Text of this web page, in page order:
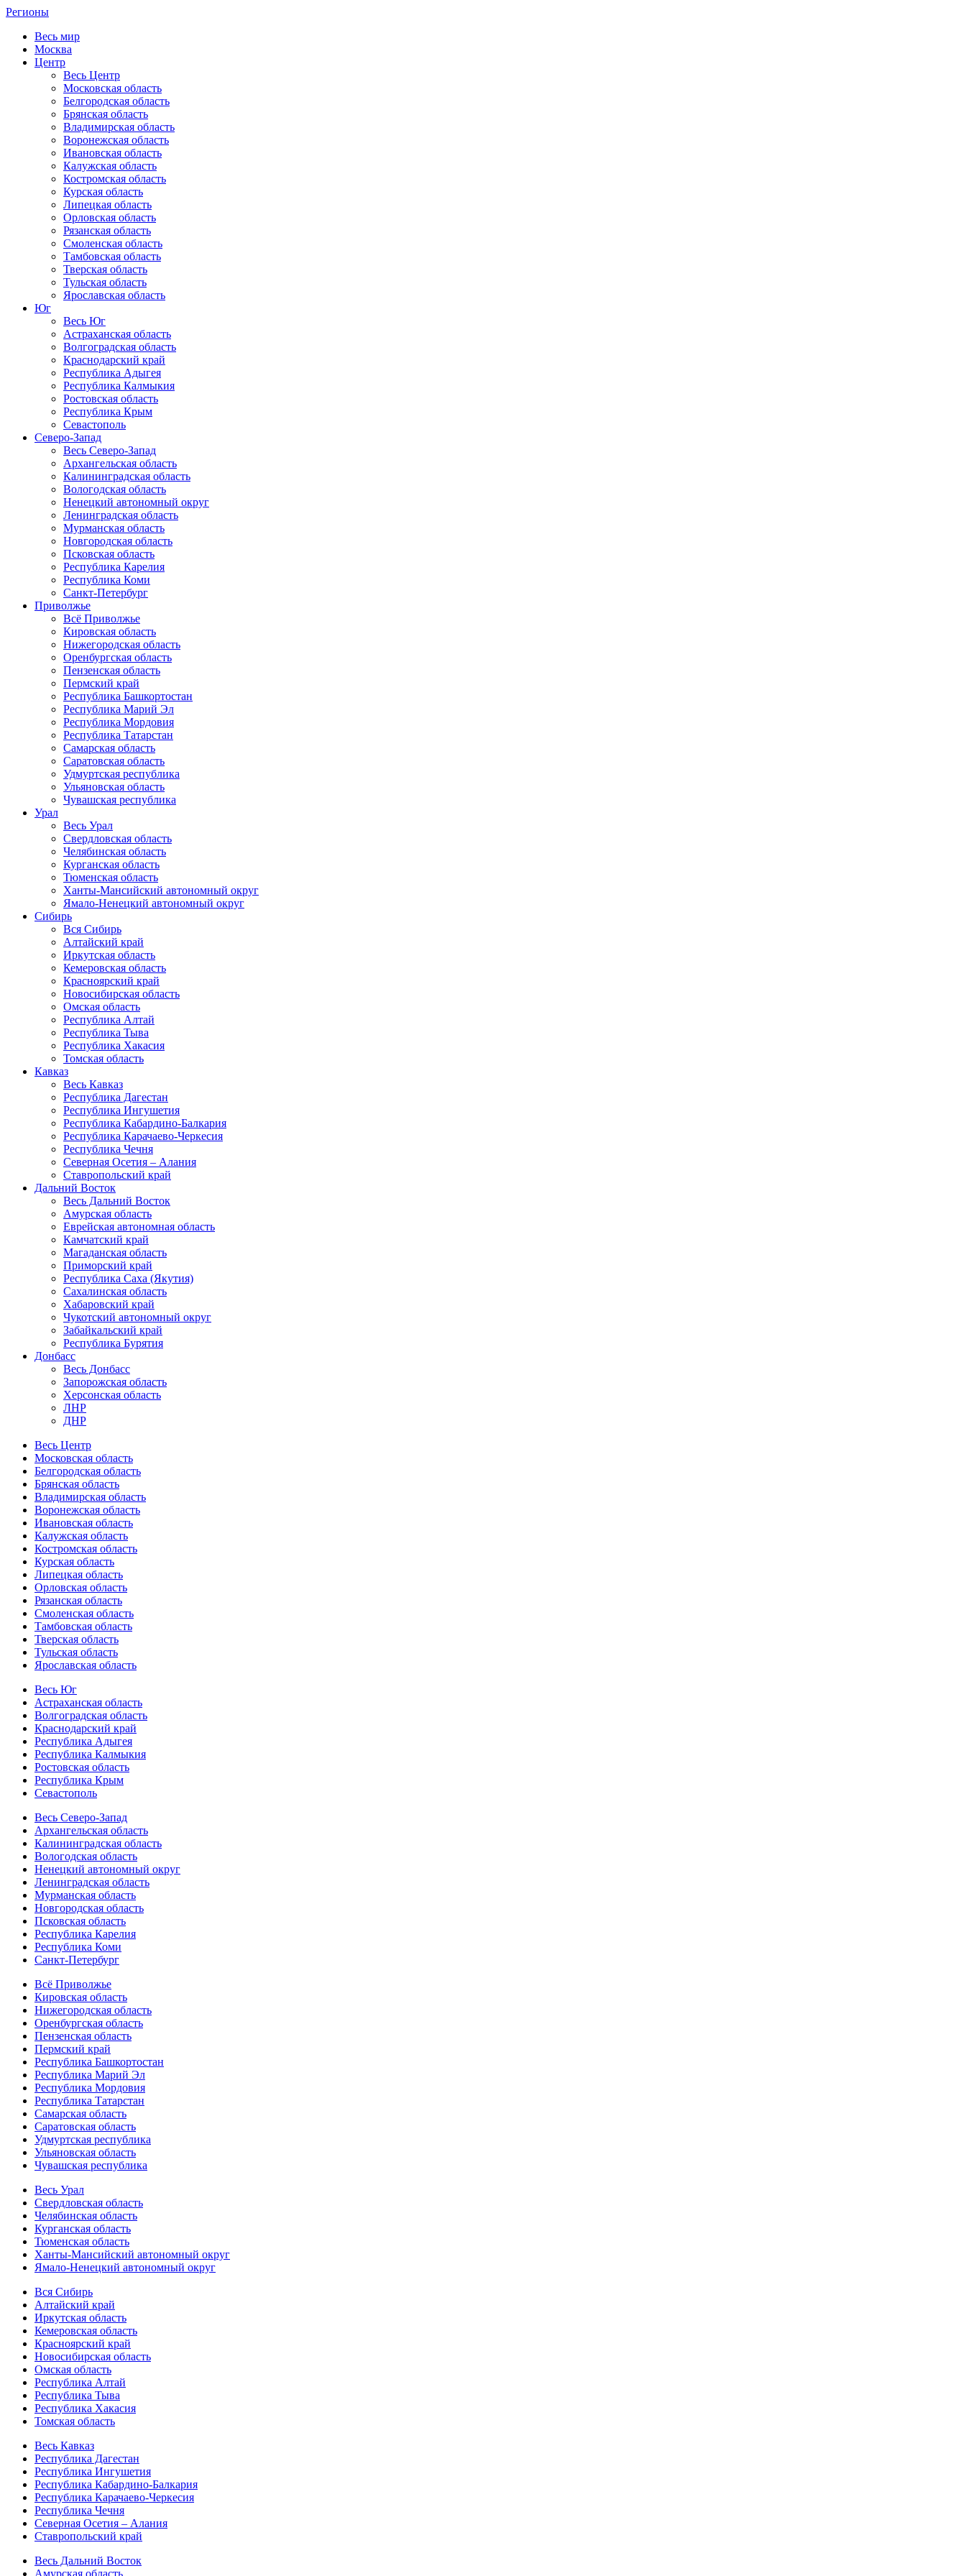
Регионы
Весь мир
Москва
Центр
Весь Центр
Московская область
Белгородская область
Брянская область
Владимирская область
Воронежская область
Ивановская область
Калужская область
Костромская область
Курская область
Липецкая область
Орловская область
Рязанская область
Смоленская область
Тамбовская область
Тверская область
Тульская область
Ярославская область
Юг
Весь Юг
Астраханская область
Волгоградская область
Краснодарский край
Республика Адыгея
Республика Калмыкия
Ростовская область
Республика Крым
Севастополь
Северо-Запад
Весь Северо-Запад
Архангельская область
Калининградская область
Вологодская область
Ненецкий автономный округ
Ленинградская область
Мурманская область
Новгородская область
Псковская область
Республика Карелия
Республика Коми
Санкт-Петербург
Приволжье
Всё Приволжье
Кировская область
Нижегородская область
Оренбургская область
Пензенская область
Пермский край
Республика Башкортостан
Республика Марий Эл
Республика Мордовия
Республика Татарстан
Самарская область
Саратовская область
Удмуртская республика
Ульяновская область
Чувашская республика
Урал
Весь Урал
Свердловская область
Челябинская область
Курганская область
Тюменская область
Ханты-Мансийский автономный округ
Ямало-Ненецкий автономный округ
Сибирь
Вся Сибирь
Алтайский край
Иркутская область
Кемеровская область
Красноярский край
Новосибирская область
Омская область
Республика Алтай
Республика Тыва
Республика Хакасия
Томская область
Кавказ
Весь Кавказ
Республика Дагестан
Республика Ингушетия
Республика Кабардино-Балкария
Республика Карачаево-Черкесия
Республика Чечня
Северная Осетия – Алания
Ставропольский край
Дальний Восток
Весь Дальний Восток
Амурская область
Еврейская автономная область
Камчатский край
Магаданская область
Приморский край
Республика Саха (Якутия)
Сахалинская область
Хабаровский край
Чукотский автономный округ
Забайкальский край
Республика Бурятия
Донбасс
Весь Донбасс
Запорожская область
Херсонская область
ЛНР
ДНР
Весь Центр
Московская область
Белгородская область
Брянская область
Владимирская область
Воронежская область
Ивановская область
Калужская область
Костромская область
Курская область
Липецкая область
Орловская область
Рязанская область
Смоленская область
Тамбовская область
Тверская область
Тульская область
Ярославская область
Весь Юг
Астраханская область
Волгоградская область
Краснодарский край
Республика Адыгея
Республика Калмыкия
Ростовская область
Республика Крым
Севастополь
Весь Северо-Запад
Архангельская область
Калининградская область
Вологодская область
Ненецкий автономный округ
Ленинградская область
Мурманская область
Новгородская область
Псковская область
Республика Карелия
Республика Коми
Санкт-Петербург
Всё Приволжье
Кировская область
Нижегородская область
Оренбургская область
Пензенская область
Пермский край
Республика Башкортостан
Республика Марий Эл
Республика Мордовия
Республика Татарстан
Самарская область
Саратовская область
Удмуртская республика
Ульяновская область
Чувашская республика
Весь Урал
Свердловская область
Челябинская область
Курганская область
Тюменская область
Ханты-Мансийский автономный округ
Ямало-Ненецкий автономный округ
Вся Сибирь
Алтайский край
Иркутская область
Кемеровская область
Красноярский край
Новосибирская область
Омская область
Республика Алтай
Республика Тыва
Республика Хакасия
Томская область
Весь Кавказ
Республика Дагестан
Республика Ингушетия
Республика Кабардино-Балкария
Республика Карачаево-Черкесия
Республика Чечня
Северная Осетия – Алания
Ставропольский край
Весь Дальний Восток
Амурская область